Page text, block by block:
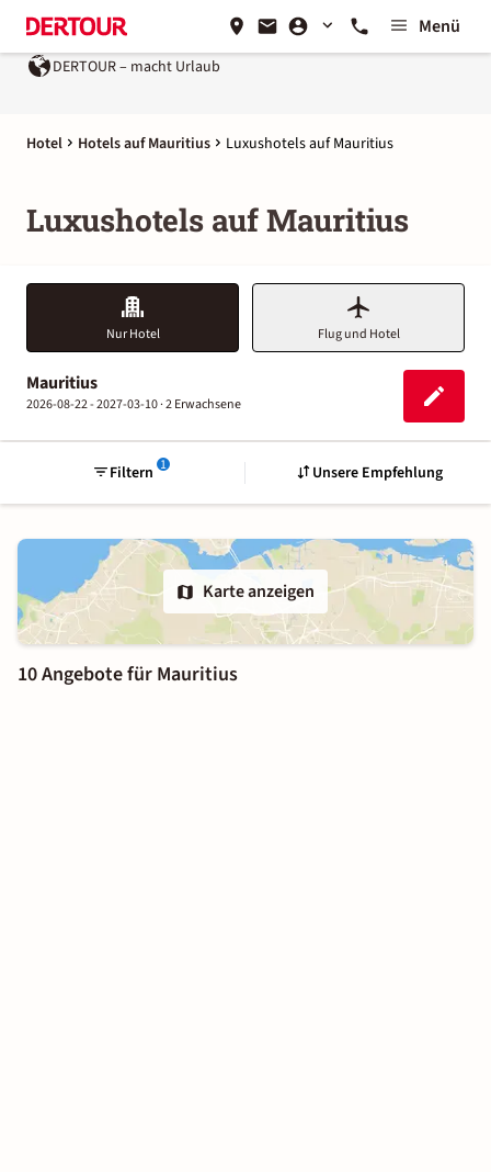
Menü
DERTOUR – macht Urlaub
Hotel Hotels auf Mauritius Luxushotels auf Mauritius
Luxushotels auf Mauritius
Nur Hotel Flug und Hotel
Mauritius
2026-08-22 - 2027-03-10 ·2 Erwachsene
1
Filtern Unsere Empfehlung
Karte anzeigen
10 Angebote für Mauritius